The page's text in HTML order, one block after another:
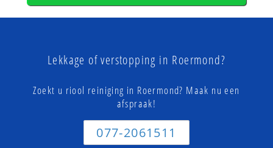
Lekkage of verstopping in Roermond?
Zoekt u riool reiniging in Roermond? Maak nu een
afspraak!
077-2061511